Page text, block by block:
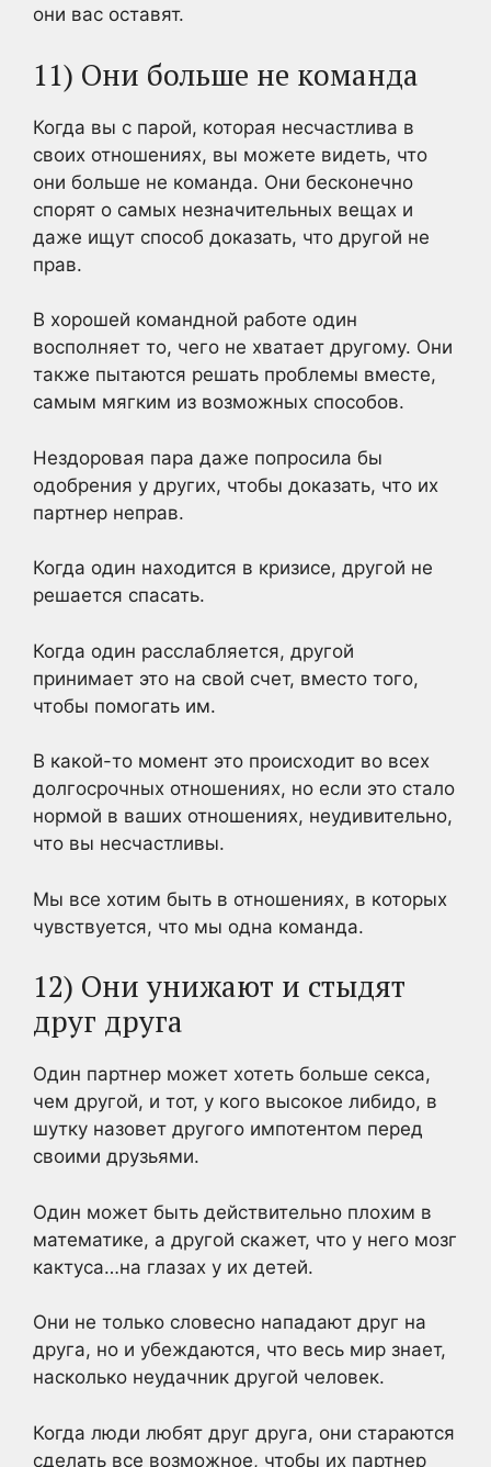
они вас оставят.
11) Они больше не команда
Когда вы с парой, которая несчастлива в
своих отношениях, вы можете видеть, что
они больше не команда. Они бесконечно
спорят о самых незначительных вещах и
даже ищут способ доказать, что другой не
прав.
В хорошей командной работе один
восполняет то, чего не хватает другому. Они
также пытаются решать проблемы вместе,
самым мягким из возможных способов.
Нездоровая пара даже попросила бы
одобрения у других, чтобы доказать, что их
партнер неправ.
Когда один находится в кризисе, другой не
решается спасать.
Когда один расслабляется, другой
принимает это на свой счет, вместо того,
чтобы помогать им.
В какой-то момент это происходит во всех
долгосрочных отношениях, но если это стало
нормой в ваших отношениях, неудивительно,
что вы несчастливы.
Мы все хотим быть в отношениях, в которых
чувствуется, что мы одна команда.
12) Они унижают и стыдят
друг друга
Один партнер может хотеть больше секса,
чем другой, и тот, у кого высокое либидо, в
шутку назовет другого импотентом перед
своими друзьями.
Один может быть действительно плохим в
математике, а другой скажет, что у него мозг
кактуса…на глазах у их детей.
Они не только словесно нападают друг на
друга, но и убеждаются, что весь мир знает,
насколько неудачник другой человек.
Когда люди любят друг друга, они стараются
сделать все возможное, чтобы их партнер